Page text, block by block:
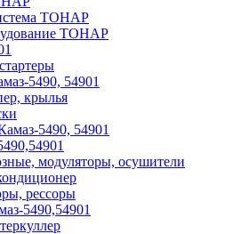
ТОНАР
ТОНАР
5490, 54901
крылья
5490, 54901
модуляторы, осушители
рессоры
5490,54901